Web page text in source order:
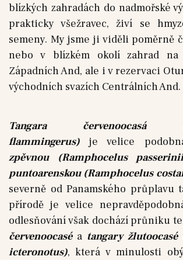
blízkých zahradách do nadmořské
prakticky všežravec, živí se
semeny. My jsme ji viděli poměrně
nebo v blízkém okolí zahrad na
Západních And, ale i v rezervaci
východních svazích Centrálních And.
Tangara červenoocasá
flammingerus)je velice
zpěvnou (Ramphocelus
puntoarenskou (Ramphocelus
severně od Panamského průplavu
přírodě je velice
odlesňování však dochází průniku
červenoocaséa tangary žlutoocasé
icteronotus), která v minulosti